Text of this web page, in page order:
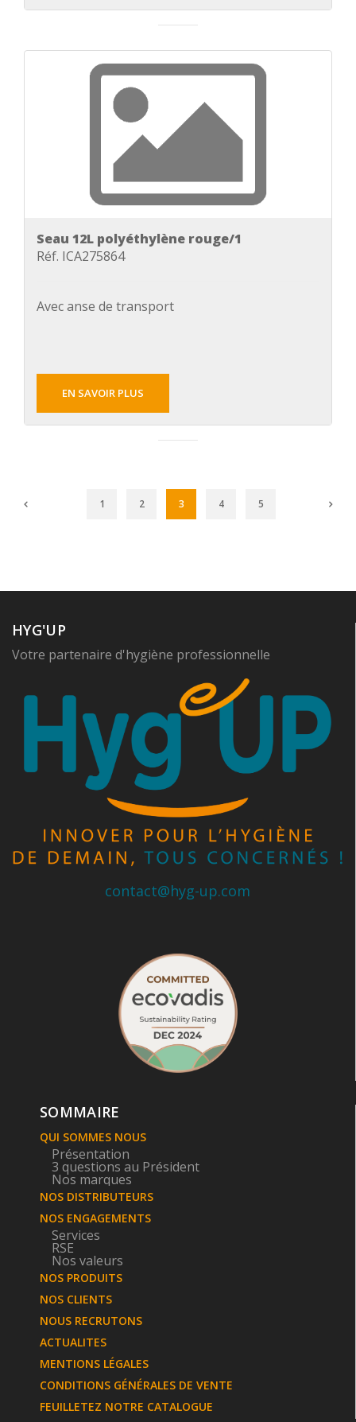
Seau 12L polyéthylène rouge/1
Réf. ICA275864
Avec anse de transport
EN SAVOIR PLUS
1 2 3 4 5
HYG'UP
Votre partenaire d'hygiène professionnelle
contact@hyg-up.com
SOMMAIRE
QUI SOMMES NOUS
Présentation
3 questions au Président
Nos marques
NOS DISTRIBUTEURS
NOS ENGAGEMENTS
Services
RSE
Nos valeurs
NOS PRODUITS
NOS CLIENTS
NOUS RECRUTONS
ACTUALITES
MENTIONS LÉGALES
CONDITIONS GÉNÉRALES DE VENTE
FEUILLETEZ NOTRE CATALOGUE